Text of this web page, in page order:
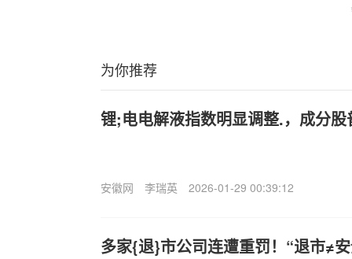
为你推荐
锂;电电解液指数明显调整.，成分股
安徽网 李瑞英 2026-01-29 00:39:12
多家{退}市公司连遭重罚！“退市≠